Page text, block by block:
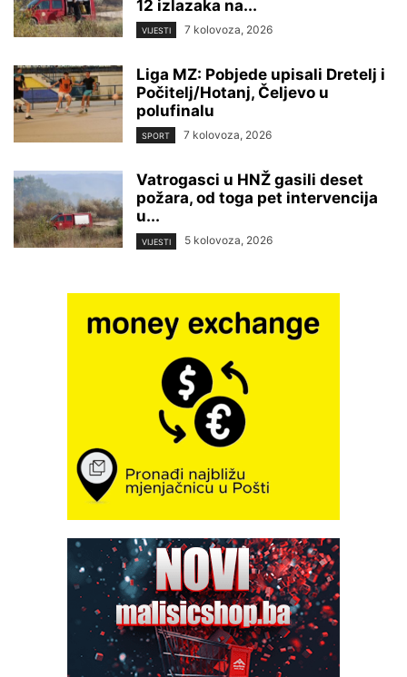
12 izlazaka na...
VIJESTI 7 kolovoza, 2026
Liga MZ: Pobjede upisali Dretelj i
Počitelj/Hotanj, Čeljevo u
polufinalu
SPORT 7 kolovoza, 2026
Vatrogasci u HNŽ gasili deset
požara, od toga pet intervencija
u...
VIJESTI 5 kolovoza, 2026